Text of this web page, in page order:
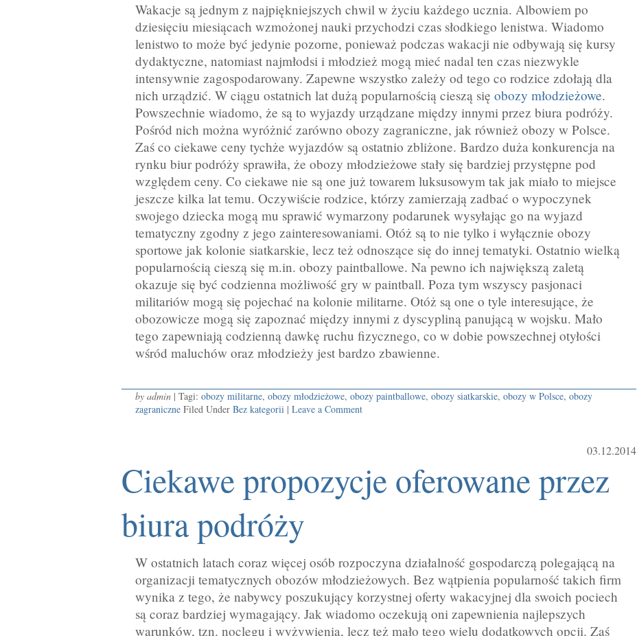
Wakacje są jednym z najpiękniejszych chwil w życiu każdego ucznia. Albowiem po
dziesięciu miesiącach wzmożonej nauki przychodzi czas słodkiego lenistwa. Wiadomo
lenistwo to może być jedynie pozorne, ponieważ podczas wakacji nie odbywają się kursy
dydaktyczne, natomiast najmłodsi i młodzież mogą mieć nadal ten czas niezwykle
intensywnie zagospodarowany. Zapewne wszystko zależy od tego co rodzice zdołają dla
nich urządzić. W ciągu ostatnich lat dużą popularnością cieszą się obozy młodzieżowe.
Powszechnie wiadomo, że są to wyjazdy urządzane między innymi przez biura podróży.
Pośród nich można wyróżnić zarówno obozy zagraniczne, jak również obozy w Polsce.
Zaś co ciekawe ceny tychże wyjazdów są ostatnio zbliżone. Bardzo duża konkurencja na
rynku biur podróży sprawiła, że obozy młodzieżowe stały się bardziej przystępne pod
względem ceny. Co ciekawe nie są one już towarem luksusowym tak jak miało to miejsce
jeszcze kilka lat temu. Oczywiście rodzice, którzy zamierzają zadbać o wypoczynek
swojego dziecka mogą mu sprawić wymarzony podarunek wysyłając go na wyjazd
tematyczny zgodny z jego zainteresowaniami. Otóż są to nie tylko i wyłącznie obozy
sportowe jak kolonie siatkarskie, lecz też odnoszące się do innej tematyki. Ostatnio wielką
popularnością cieszą się m.in. obozy paintballowe. Na pewno ich największą zaletą
okazuje się być codzienna możliwość gry w paintball. Poza tym wszyscy pasjonaci
militariów mogą się pojechać na kolonie militarne. Otóż są one o tyle interesujące, że
obozowicze mogą się zapoznać między innymi z dyscypliną panującą w wojsku. Mało
tego zapewniają codzienną dawkę ruchu fizycznego, co w dobie powszechnej otyłości
wśród maluchów oraz młodzieży jest bardzo zbawienne.
by admin | Tagi: obozy militarne, obozy młodzieżowe, obozy paintballowe, obozy siatkarskie, obozy w Polsce, obozy
zagraniczne Filed Under Bez kategorii | Leave a Comment
03.12.2014
Ciekawe propozycje oferowane przez
biura podróży
W ostatnich latach coraz więcej osób rozpoczyna działalność gospodarczą polegającą na
organizacji tematycznych obozów młodzieżowych. Bez wątpienia popularność takich firm
wynika z tego, że nabywcy poszukujący korzystnej oferty wakacyjnej dla swoich pociech
są coraz bardziej wymagający. Jak wiadomo oczekują oni zapewnienia najlepszych
warunków, tzn. noclegu i wyżywienia, lecz też mało tego wielu dodatkowych opcji. Zaś